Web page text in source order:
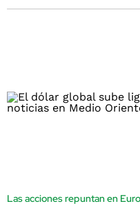
Las acciones repuntan en